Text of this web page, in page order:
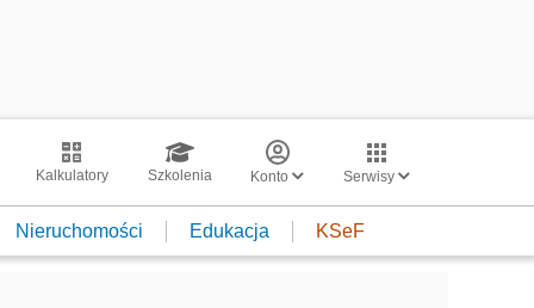
Kalkulatory Szkolenia Konto Serwisy
Nieruchomości Edukacja KSeF